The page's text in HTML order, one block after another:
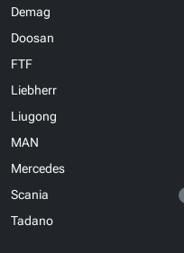
Demag
Doosan
FTF
Liebherr
Liugong
MAN
Mercedes
Scania
Tadano